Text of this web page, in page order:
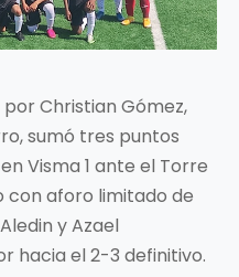
por Christian Gómez,
sumó tres puntos
Visma 1 ante el Torre
con aforo limitado de
y Azael
hacia el 2-3 definitivo.